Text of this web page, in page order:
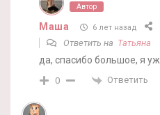
Автор
Маша 6 лет назад
Ответить на Татьяна
да, спасибо большое, я
0 Ответить